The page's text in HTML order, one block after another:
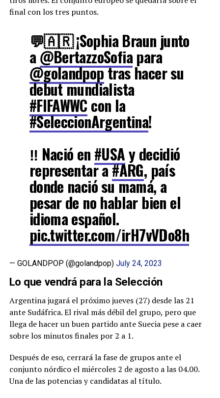
final con los tres puntos.
💬🇦🇷 ¡Sophia Braun junto
a@BertazzoSofiapara
@golandpoptras hacer su
debut mundialista
#FIFAWWC con la
#SeleccionArgentina!
‼️ Nació en #USAy decidió
representar a#ARG, país
donde nació su mamá, a
pesar de no hablar bien el
idioma español.
pic.twitter.com/irH7vVDo8h
— GOLANDPOP (@golandpop) July 24, 2023
Lo que vendrá para la Selección
Argentina jugará el próximo jueves (27) desde las 21
ante Sudáfrica. El rival más débil del grupo, pero que
llega de hacer un buen partido ante Suecia pese a caer
sobre los minutos finales por 2 a 1.
Después de eso, cerrará la fase de grupos ante el
conjunto nórdico el miércoles 2 de agosto a las 04.00.
Una de las potencias y candidatas al título.